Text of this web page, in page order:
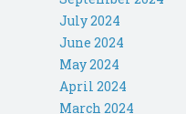
July 2024
June 2024
May 2024
April 2024
March 2024